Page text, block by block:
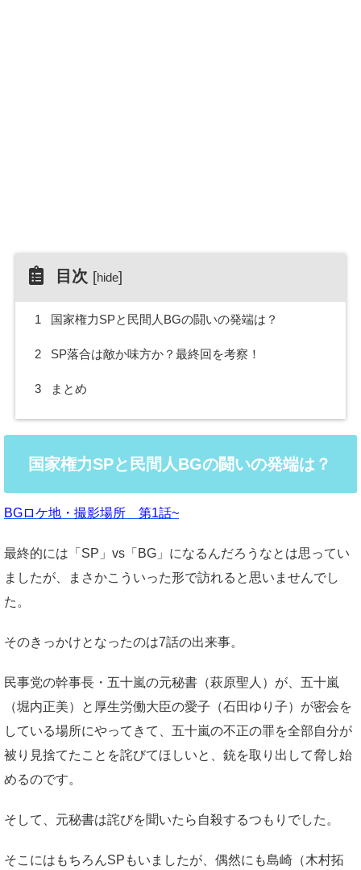
目次 [hide]
1 国家権力SPと民間人BGの闘いの発端は？
2 SP落合は敵か味方か？最終回を考察！
3 まとめ
国家権力SPと民間人BGの闘いの発端は？
BGロケ地・撮影場所 第1話~
最終的には「SP」vs「BG」になるんだろうなとは思ってい
ましたが、まさかこういった形で訪れると思いませんでし
た。
そのきっかけとなったのは7話の出来事。
民事党の幹事長・五十嵐の元秘書（萩原聖人）が、五十嵐
（堀内正美）と厚生労働大臣の愛子（石田ゆり子）が密会を
している場所にやってきて、五十嵐の不正の罪を全部自分が
被り見捨てたことを詫びてほしいと、銃を取り出して脅し始
めるのです。
そして、元秘書は詫びを聞いたら自殺するつもりでした。
そこにはもちろんSPもいましたが、偶然にも島崎（木村拓